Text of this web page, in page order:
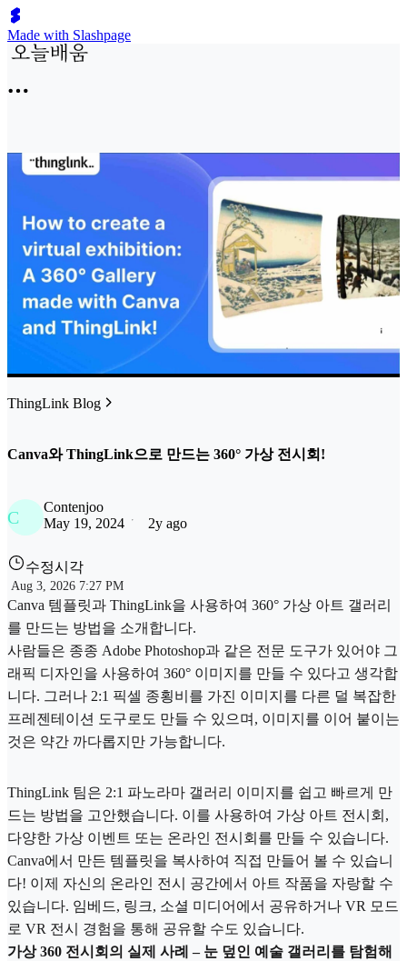
Made with Slashpage
ThingLink Blog
Canva와 ThingLink으로 만드는 360° 가상 전시회!
C
Contenjoo
May 19, 2024
2y ago
수정시각
Aug 3, 2026 7:27 PM
Canva 템플릿과 ThingLink을 사용하여 360° 가상 아트 갤러리
를 만드는 방법을 소개합니다.
사람들은 종종 Adobe Photoshop과 같은 전문 도구가 있어야 그
래픽 디자인을 사용하여 360° 이미지를 만들 수 있다고 생각합
니다. 그러나 2:1 픽셀 종횡비를 가진 이미지를 다른 덜 복잡한
프레젠테이션 도구로도 만들 수 있으며, 이미지를 이어 붙이는
것은 약간 까다롭지만 가능합니다.
ThingLink 팀은 2:1 파노라마 갤러리 이미지를 쉽고 빠르게 만
드는 방법을 고안했습니다. 이를 사용하여 가상 아트 전시회,
다양한 가상 이벤트 또는 온라인 전시회를 만들 수 있습니다.
Canva에서 만든 템플릿을 복사하여 직접 만들어 볼 수 있습니
다! 이제 자신의 온라인 전시 공간에서 아트 작품을 자랑할 수
있습니다. 임베드, 링크, 소셜 미디어에서 공유하거나 VR 모드
로 VR 전시 경험을 통해 공유할 수도 있습니다.
가상 360 전시회의 실제 사례 – 눈 덮인 예술 갤러리를 탐험해